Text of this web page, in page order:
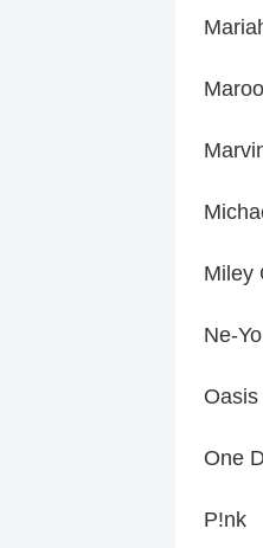
Miley
Ne-Yo
Oasis
One
P!nk